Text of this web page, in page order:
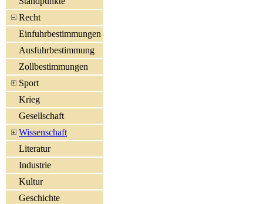
Recht
Einfuhrbestimmungen
Ausfuhrbestimmung
Zollbestimmungen
Sport
Krieg
Gesellschaft
Wissenschaft
Literatur
Industrie
Kultur
Geschichte